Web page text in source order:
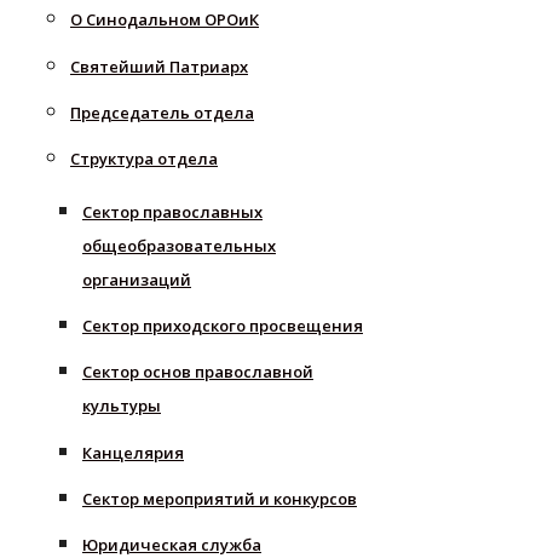
О Синодальном ОРОиК
Святейший Патриарх
Председатель отдела
Структура отдела
Сектор православных
общеобразовательных
организаций
Сектор приходского просвещения
Сектор основ православной
культуры
Канцелярия
Сектор мероприятий и конкурсов
Юридическая служба